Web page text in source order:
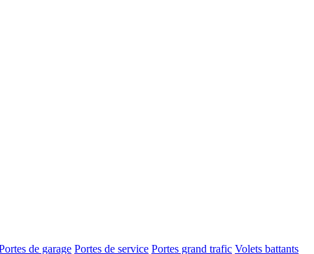
de garage Portes de service Portes grand trafic Volets battants